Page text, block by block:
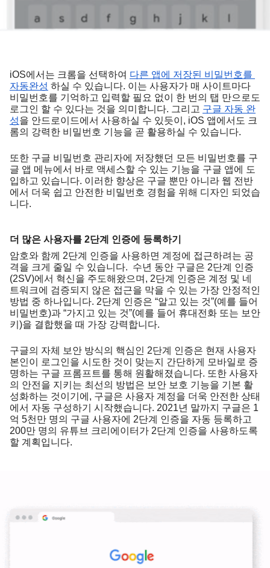
iOS에서는 크롬을 선택하여 다른 앱에 저장된 비밀번호를
자동완성 하실 수 있습니다. 이는 사용자가 매 사이트마다
비밀번호를 기억하고 입력할 필요 없이 한 번의 탭 만으로도
로그인 할 수 있다는 것을 의미합니다. 그리고 구글 자동 완
성을 안드로이드에서 사용하실 수 있듯이, iOS 앱에서도 크
롬의 강력한 비밀번호 기능을 곧 활용하실 수 있습니다.
또한 구글 비밀번호 관리자에 저장했던 모든 비밀번호를 구
글 앱 메뉴에서 바로 액세스할 수 있는 기능을 구글 앱에 도
입하고 있습니다. 이러한 향상은 구글 뿐만 아니라 웹 전반
에서 더욱 쉽고 안전한 비밀번호 경험을 위해 디자인 되었습
니다.
더 많은 사용자를 2단계 인증에 등록하기
암호와 함께 2단계 인증을 사용하면 계정에 접근하려는 공
격을 크게 줄일 수 있습니다.  수년 동안 구글은 2단계 인증
(2SV)에서 혁신을 주도해왔으며, 2단계 인증은 계정 및 네
트워크에 검증되지 않은 접근을 막을 수 있는 가장 안정적인
방법 중 하나입니다. 2단계 인증은 “알고 있는 것”(예를 들어
비밀번호)과 “가지고 있는 것”(예를 들어 휴대전화 또는 보안
키)을 결합했을 때 가장 강력합니다.
구글의 자체 보안 방식의 핵심인 2단계 인증은 현재 사용자
본인이 로그인을 시도한 것이 맞는지 간단하게 모바일로 증
명하는 구글 프롬프트를 통해 원활해졌습니다. 또한 사용자
의 안전을 지키는 최선의 방법은 보안 보호 기능을 기본 활
성화하는 것이기에, 구글은 사용자 계정을 더욱 안전한 상태
에서 자동 구성하기 시작했습니다. 2021년 말까지 구글은 1
억 5천만 명의 구글 사용자에 2단계 인증을 자동 등록하고
200만 명의 유튜브 크리에이터가 2단계 인증을 사용하도록
할 계획입니다.